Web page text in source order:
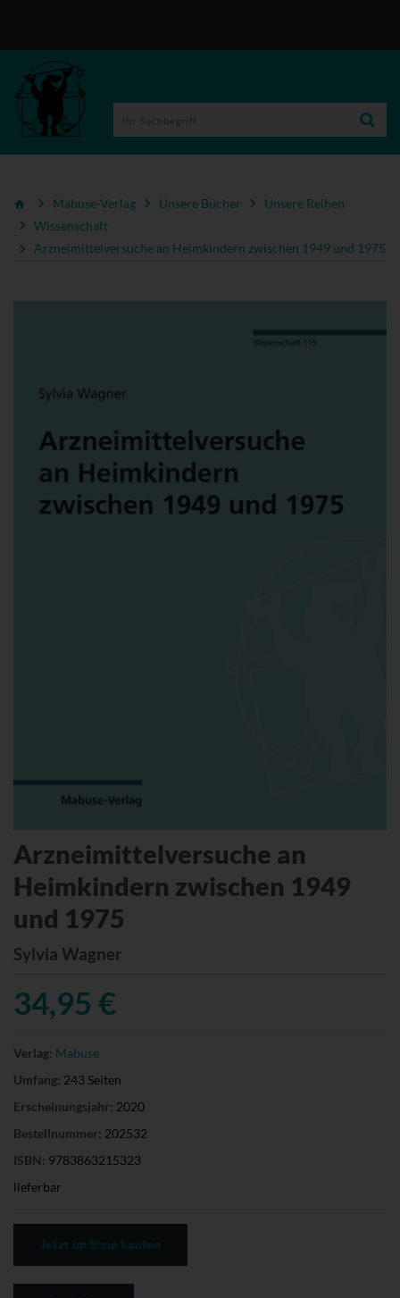
Mabuse-Verlag Unsere Bücher
Unsere Reihen
Wissenschaft
Arzneimittelversuche an Heimkindern zwischen 1949 und 1975
Arzneimittelversuche an
Heimkindern zwischen 1949
und 1975
Sylvia Wagner
34,95 €
Verlag: Mabuse
Umfang: 243 Seiten
Erscheinungsjahr: 2020
Bestellnummer: 202532
ISBN: 9783863215323
lieferbar